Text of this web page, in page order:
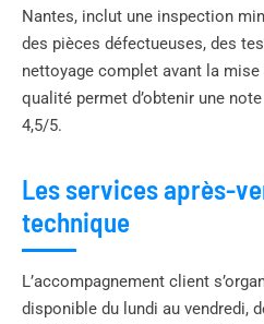
Nantes, inclut une inspection
des pièces défectueuses, des
nettoyage complet avant la
qualité permet d’obtenir une
4,5/5.
Les services après-
technique
L’accompagnement client
disponible du lundi au vendredi,